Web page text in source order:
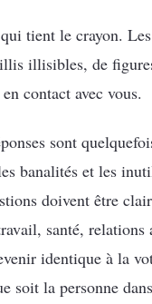
tient le crayon.
illisibles, de
contact avec vous.
sont
banalités et les
doivent être
santé, relations
identique à la
soit la personne